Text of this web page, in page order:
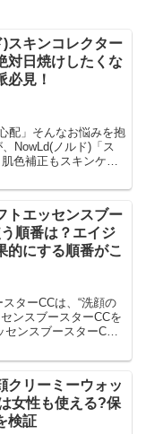
スキンコレクター
対日焼けしたくな
必見！
配」そんなお悩みを抱
NowLd(ノルド)「ス
色補正もスキンケア
トエッセンスブー
順番は？エイジ
的にする順番がこ
ターCCは、“洗顔の
ンスブースターCCを
ンスブースターCC➂
液です。もし使う順
分に引き出せません。
めには、この正しい順
クリーミーウォッ
女性も使える?保
検証